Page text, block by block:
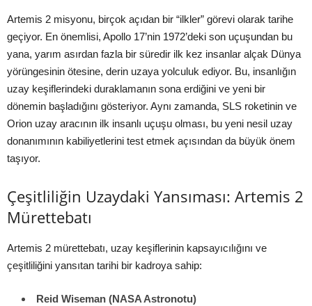
Artemis 2 misyonu, birçok açıdan bir “ilkler” görevi olarak tarihe
geçiyor. En önemlisi, Apollo 17’nin 1972’deki son uçuşundan bu
yana, yarım asırdan fazla bir süredir ilk kez insanlar alçak Dünya
yörüngesinin ötesine, derin uzaya yolculuk ediyor. Bu, insanlığın
uzay keşiflerindeki duraklamanın sona erdiğini ve yeni bir
dönemin başladığını gösteriyor. Aynı zamanda, SLS roketinin ve
Orion uzay aracının ilk insanlı uçuşu olması, bu yeni nesil uzay
donanımının kabiliyetlerini test etmek açısından da büyük önem
taşıyor.
Çeşitliliğin Uzaydaki Yansıması: Artemis 2
Mürettebatı
Artemis 2 mürettebatı, uzay keşiflerinin kapsayıcılığını ve
çeşitliliğini yansıtan tarihi bir kadroya sahip:
Reid Wiseman (NASA Astronotu)